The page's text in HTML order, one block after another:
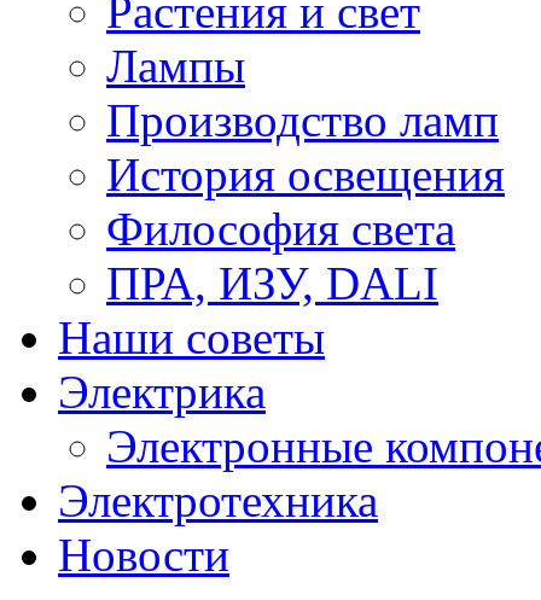
Растения и свет
Лампы
Производство ламп
История освещения
Философия света
ПРА, ИЗУ, DALI
Наши советы
Электрика
Электронные
Электротехника
Новости